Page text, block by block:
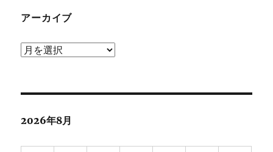
アーカイブ
ア
ブ
2026年8月